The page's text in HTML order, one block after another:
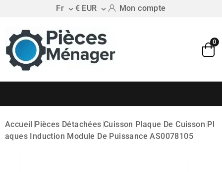
Fr  € EUR  Mon compte
0
Accueil Pièces Détachées Cuisson Plaque De Cuisson Pl
Aques Induction Module De Puissance AS0078105